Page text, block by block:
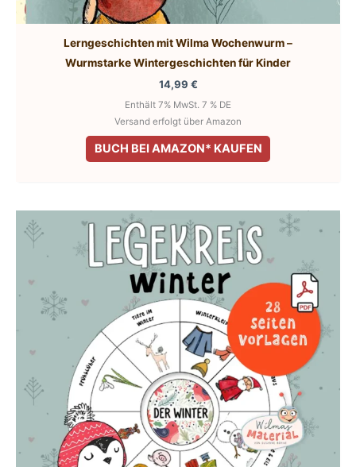
Lerngeschichten mit Wilma Wochenwurm –
Wurmstarke Wintergeschichten für Kinder
14,99 €
Enthält 7% MwSt. 7 % DE
Versand erfolgt über Amazon
BUCH BEI AMAZON* KAUFEN